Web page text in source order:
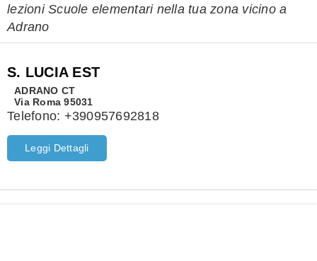
lezioni Scuole elementari nella tua zona vicino a
Adrano
S. LUCIA EST
ADRANO CT
Via Roma 95031
Telefono: +390957692818
Leggi Dettagli